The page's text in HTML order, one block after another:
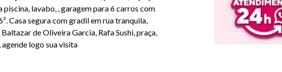
lavabo, , garagem para 6 carros com
Casa segura com gradil em rua tranquila,
de Oliveira Garcia, Rafa Sushi, praça,
logo sua visita